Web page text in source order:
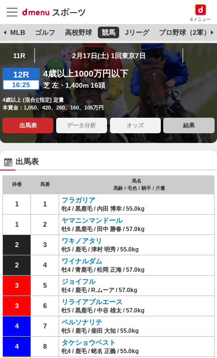
dメニュー
MLB ゴルフ 高校野球 競馬 Jリーグ プロ野球（2軍）
11R 2月17日(土) 1回東京7日
12R
16:25
4歳以上1000万円以下
芝 左・1,400m 16頭
4歳以上 (混合)[指定] 定量
本賞金：1,050、420、260、160、105万円
出馬表 データ分析 オッズ 結果
出馬表
枠番 馬番
馬名
馬齢 / 毛色 / 騎手 / 斤量
1 1 フラガリア
牝4 / 黒鹿毛 / 内田 博幸 / 55.0kg
1 2 ヤマニンマンドール
牡6 / 黒鹿毛 / 田中 勝春 / 57.0kg
2 3 ワキノアタリ
牝5 / 鹿毛 / 津村 明秀 / 55.0kg
2 4 ワイナルダム
牡4 / 青鹿毛 / 松岡 正海 / 57.0kg
3 5 ジョイフル
牡4 / 鹿毛 / R.ムーア / 57.0kg
3 6 リライアブルエース
牡5 / 黒鹿毛 / 中谷 雄太 / 57.0kg
4 7 ペルソナリテ
牝5 / 鹿毛 / 柴田 大知 / 55.0kg
4 8 タケショウベスト
牝4 / 鹿毛 / 蛯名 正義 / 55.0kg